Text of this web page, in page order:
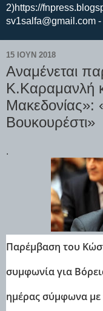
2)https://
sv1salfa@gmail.com -
15 ΙΟΥΝ 2018
Αναμένεται
Κ.Καραμανλή
Μακεδονίας»:
Βουκουρέστι»
.
Παρέμβαση του
συμφωνία για
ημέρας σύμφωνα με